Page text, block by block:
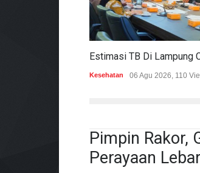
Kesehatan 06 Agu 2026, 110
Pimpin Rakor,
Perayaan